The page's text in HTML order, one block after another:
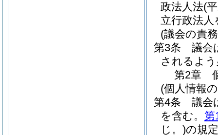
政法人法(
立行政法
(議会の責
第3条
議会
されるよ
第2章
(個人情報
第4条
議会
を含む。 第
じ。)の規